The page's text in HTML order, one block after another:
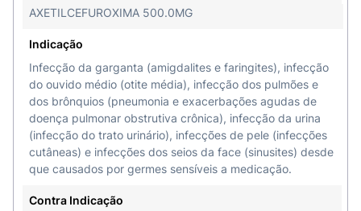
AXETILCEFUROXIMA 500.0MG
Indicação
Infecção da garganta (amigdalites e faringites), infecção
do ouvido médio (otite média), infecção dos pulmões e
dos brônquios (pneumonia e exacerbações agudas de
doença pulmonar obstrutiva crônica), infecção da urina
(infecção do trato urinário), infecções de pele (infecções
cutâneas) e infecções dos seios da face (sinusites) desde
que causados por germes sensíveis a medicação.
Contra Indicação